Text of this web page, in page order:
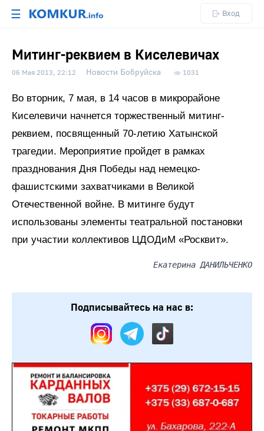
☰ Вход
Митинг-реквием в Киселевичах
06 Мая 2013, 22:12 Новости Бобруйска 1031
Во вторник, 7 мая, в 14 часов в микрорайоне
Киселевичи начнется торжественный митинг-
реквием, посвященный 70-летию Хатынской
трагедии. Мероприятие пройдет в рамках
празднования Дня Победы над немецко-
фашистскими захватчиками в Великой
Отечественной войне. В митинге будут
использованы элементы театральной постановки
при участии коллективов ЦДОДиМ «Росквит».
Екатерина ДАНИЛЬЧЕНКО
Подписывайтесь на нас в: